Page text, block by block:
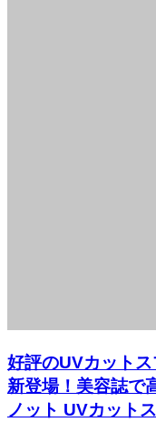
好評のUVカット
新登場！美容誌で
ノット UVカット